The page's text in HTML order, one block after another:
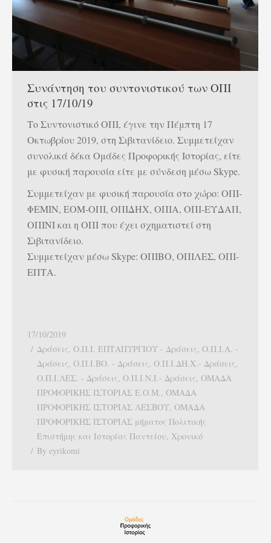
Συνάντηση του συντονιστικού των ΟΠΙ
στις 17/10/19
Το Συντονιστικό ΟΠΙ, έγινε την Πέμπτη 17
Οκτωβρίου 2019, στη Σιβιτανίδειο. Συμμετείχαν
συνολικά δέκα Ομάδες Προφορικής Ιστορίας, είτε
με φυσική παρουσία είτε με σύνδεση μέσω Skype.
Συμμετείχαν με φυσική παρουσία στο χώρο: ΟΠΙ-
ΦΕΜΙΝ, ΕΟΜ-ΟΠΙ, ΟΠΙΔΗΧ, ΟΠΙΑ, ΟΠΙ-ΕΥΔΑΠ,
ΟΠΙΝΙ και η ΟΠΙ που έχει σχηματιστεί στη
Σιβιτανίδειο.
Συμμετείχαν μέσω Skype: ΟΠΙΒΟ, ΟΠΙΛΕΣ, ΟΠΙ-
ΕΠΤΑ.
17/10/2019
Δράσεις, Ο.Π.Ι. ΕΠΤΑΠΥΡΓΙΟΥ - Δράσεις, Ο.Π.Ι.Α. -
Δράσεις, Ο.Π.Ι.ΒΟ. - Δράσεις, Ο.Π.Ι.ΔΗ.Χ.- Δράσεις,
Ο.Π.Ι.ΛΕΣ. - Δράσεις, Ο.Π.Ι.Ν.Ι.- Δράσεις, ΟΜΑΔΑ
ΠΡΟΦΟΡΙΚΗΣ ΙΣΤΟΡΙΑΣ E.O.M., ΟΜΑΔΑ
ΠΡΟΦΟΡΙΚΗΣ ΙΣΤΟΡΙΑΣ ΛΕΣΒΟΥ, ΟΜΑΔΑ
ΠΡΟΦΟΡΙΚΗΣ ΙΣΤΟΡΙΑΣ μήματος Πολιτικής
Επιστήμης και Ιστορίας Παντείου, Χρονικό
By eyrikomi